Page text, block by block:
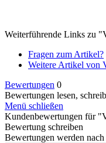
Weiterführende Links zu
Fragen zum Artikel?
Weitere Artikel von
Bewertungen 0
Bewertungen lesen,
Menü schließen
Kundenbewertungen für
Bewertung schreiben
Bewertungen werden